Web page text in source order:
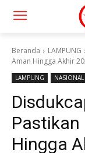
Beranda LAMPUNG
Aman Hingga Akhir
LAMPUNG NASIONAL
Pastikan
Hingga